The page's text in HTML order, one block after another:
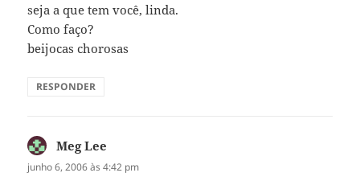
seja a que tem você, linda.
Como faço?
beijocas chorosas
RESPONDER
Meg Lee
junho 6, 2006 às 4:42 pm